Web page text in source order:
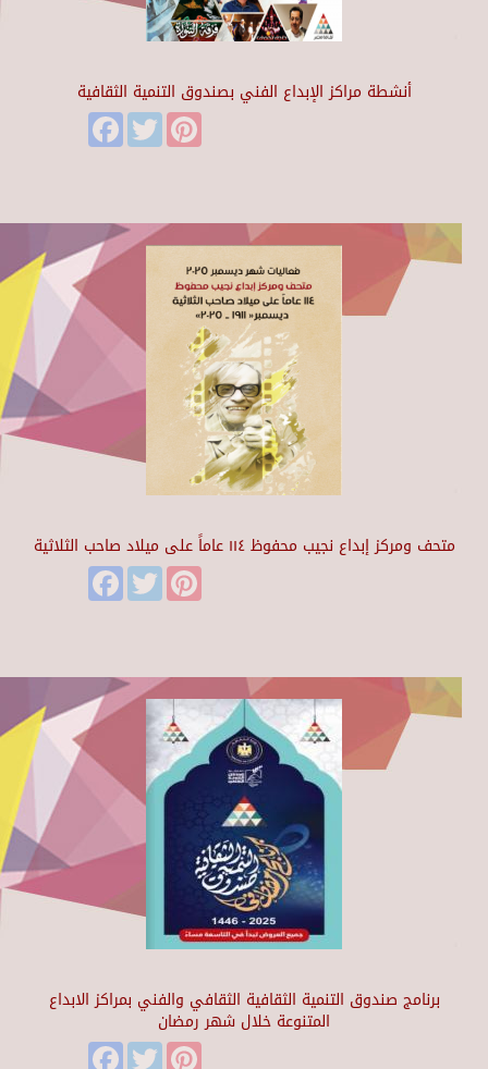
أنشطة مراكز الإبداع الفني بصندوق التنمية الثقافية
FacebookTwitter
متحف ومركز إبداع نجيب محفوظ ١١٤ عاماً على ميلاد صاحب الثلاثية
FacebookTwitter
برنامج صندوق التنمية الثقافية الثقافي والفني بمراكز الابداع
المتنوعة خلال شهر رمضان
FacebookTwitter